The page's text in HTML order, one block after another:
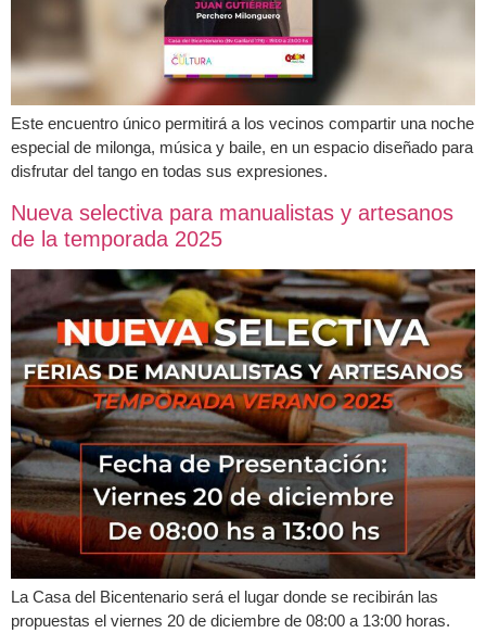
Este encuentro único permitirá a los vecinos compartir una noche
especial de milonga, música y baile, en un espacio diseñado para
disfrutar del tango en todas sus expresiones.
Nueva selectiva para manualistas y artesanos
de la temporada 2025
La Casa del Bicentenario será el lugar donde se recibirán las
propuestas el viernes 20 de diciembre de 08:00 a 13:00 horas.